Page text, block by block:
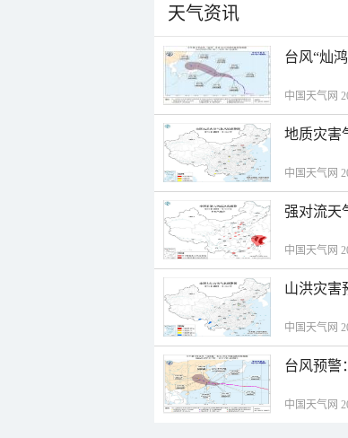
天气资讯
台风“灿
中国天气网
地质灾害
中国天气网
强对流天
中国天气网
山洪灾害
中国天气网
台风预警
中国天气网